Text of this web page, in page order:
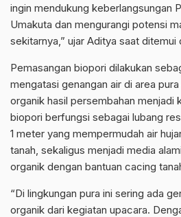
ingin mendukung keberlangsungan
Umakuta dan mengurangi potensi
sekitarnya,” ujar Aditya saat ditemui
Pemasangan biopori dilakukan
mengatasi genangan air di area
organik hasil persembahan menjadi
biopori berfungsi sebagai lubang
1 meter yang mempermudah air
tanah, sekaligus menjadi media
organik dengan bantuan cacing
“Di lingkungan pura ini sering ada
organik dari kegiatan upacara.